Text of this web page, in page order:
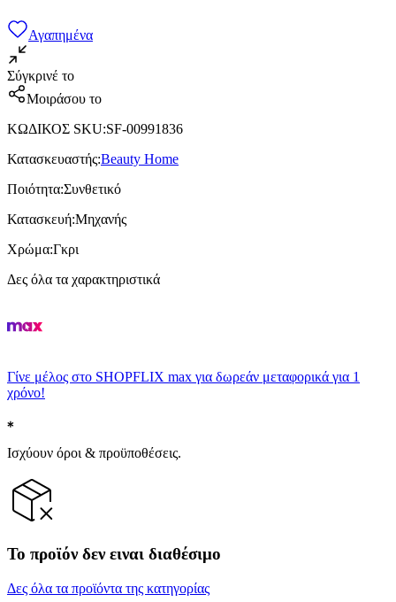
Αγαπημένα
Σύγκρινέ το
Μοιράσου το
ΚΩΔΙΚΟΣ SKU:SF-00991836
Κατασκευαστής:Beauty Home
Ποιότητα:Συνθετικό
Κατασκευή:Μηχανής
Χρώμα:Γκρι
Δες όλα τα χαρακτηριστικά
Γίνε μέλος στο SHOPFLIX max για δωρεάν μεταφορικά για 1
χρόνο!
Ισχύουν όροι & προϋποθέσεις.
Το προϊόν δεν ειναι διαθέσιμο
Δες όλα τα προϊόντα της κατηγορίας